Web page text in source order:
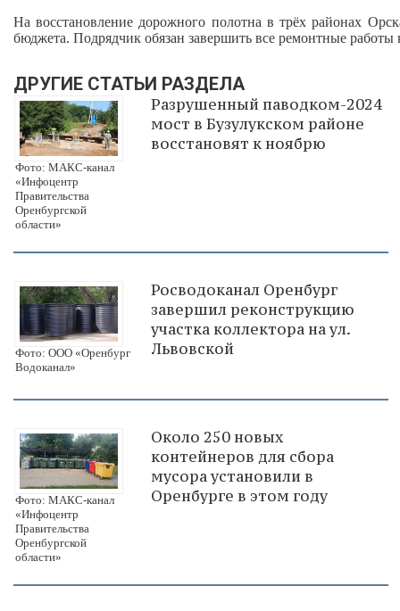
На восстановление дорожного полотна в трёх районах
бюджета. Подрядчик обязан завершить все ремонтные
ДРУГИЕ СТАТЬИ РАЗДЕЛА
Фото: МАКС-канал
«Инфоцентр
Правительства
Оренбургской
области»
Разрушенный паводком-2024
мост в Бузулукском районе
восстановят к ноябрю
Фото: ООО «Оренбург
Водоканал»
Росводоканал Оренбург
завершил реконструкцию
участка коллектора на ул.
Львовской
Фото: МАКС-канал
«Инфоцентр
Правительства
Оренбургской
области»
Около 250 новых
контейнеров для сбора
мусора установили в
Оренбурге в этом году